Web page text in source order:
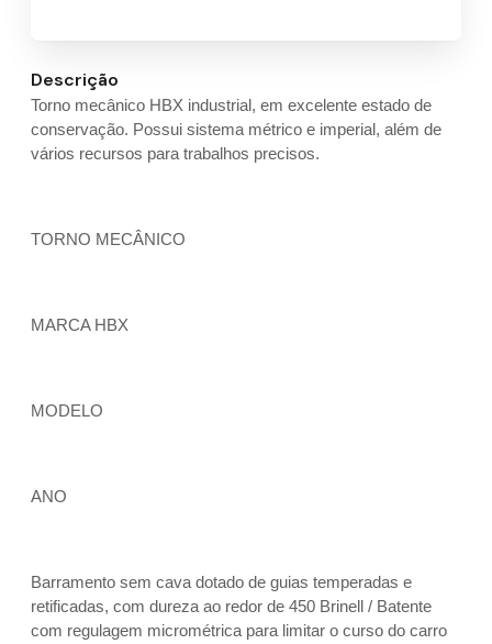
Descrição
Torno mecânico HBX industrial, em excelente estado de
conservação. Possui sistema métrico e imperial, além de
vários recursos para trabalhos precisos.
TORNO MECÂNICO
MARCA HBX
MODELO
ANO
Barramento sem cava dotado de guias temperadas e
retificadas, com dureza ao redor de 450 Brinell / Batente
com regulagem micrométrica para limitar o curso do carro